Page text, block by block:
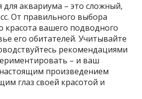
аквариума – это сложный,
От правильного выбора
красота вашего подводного
его обитателей. Учитывайте
рекомендациями
– и ваш
произведением
глаз своей красотой и